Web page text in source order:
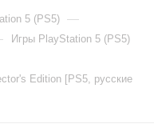
5 (PS5) —
Игры PlayStation 5 (PS5)
Edition [PS5, русские